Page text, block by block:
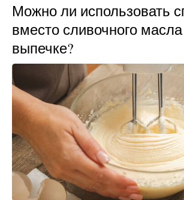
Можно ли использовать
вместо сливочного
выпечке?